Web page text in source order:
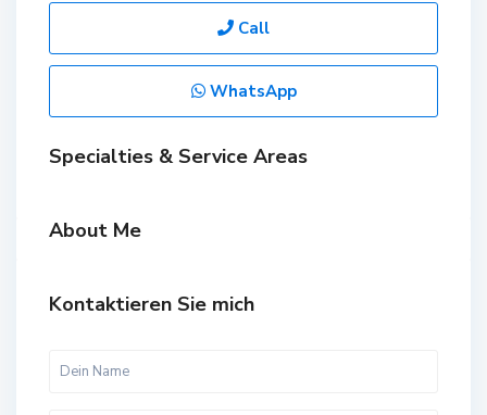
Call
WhatsApp
Specialties & Service Areas
About Me
Kontaktieren Sie mich